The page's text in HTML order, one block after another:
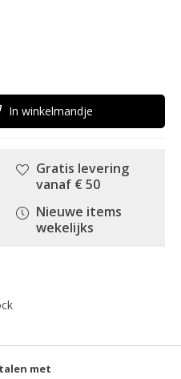
In winkelmandje
Gratis levering
vanaf € 50
Nieuwe items
wekelijks
met